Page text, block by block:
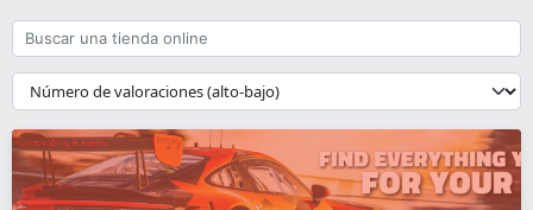
Buscar
una
tienda
online
{{
__('Sort')
}}